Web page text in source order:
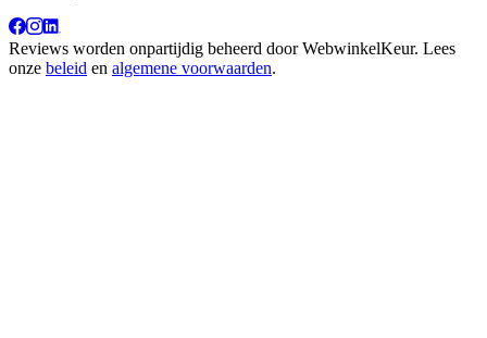
Reviews worden onpartijdig beheerd doorWebwinkelKeur. Lees
onze beleid en algemene voorwaarden.